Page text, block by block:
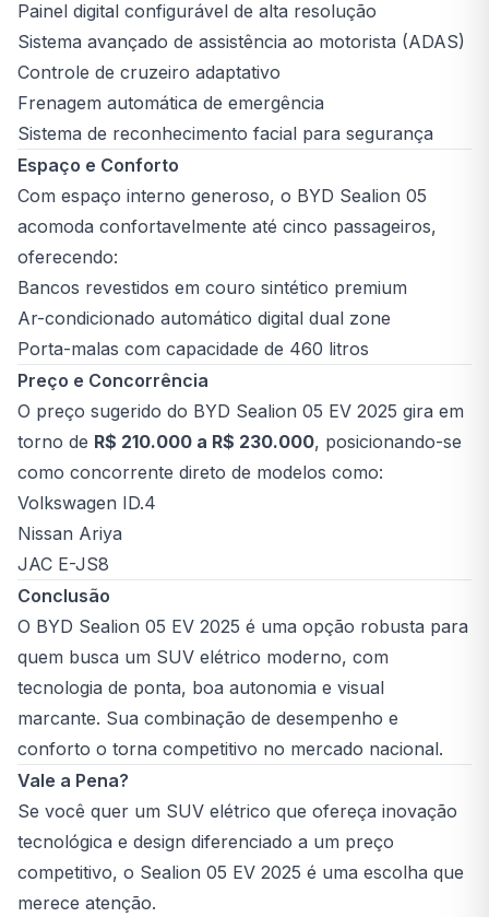
Painel digital configurável de alta resolução
Sistema avançado de assistência ao motorista (ADAS)
Controle de cruzeiro adaptativo
Frenagem automática de emergência
Sistema de reconhecimento facial para segurança
Espaço e Conforto
Com espaço interno generoso, o BYD Sealion 05
acomoda confortavelmente até cinco passageiros,
oferecendo:
Bancos revestidos em couro sintético premium
Ar-condicionado automático digital dual zone
Porta-malas com capacidade de 460 litros
Preço e Concorrência
O preço sugerido do BYD Sealion 05 EV 2025 gira em
torno de R$ 210.000 a R$ 230.000, posicionando-se
como concorrente direto de modelos como:
Volkswagen ID.4
Nissan Ariya
JAC E-JS8
Conclusão
O BYD Sealion 05 EV 2025 é uma opção robusta para
quem busca um SUV elétrico moderno, com
tecnologia de ponta, boa autonomia e visual
marcante. Sua combinação de desempenho e
conforto o torna competitivo no mercado nacional.
Vale a Pena?
Se você quer um SUV elétrico que ofereça inovação
tecnológica e design diferenciado a um preço
competitivo, o Sealion 05 EV 2025 é uma escolha que
merece atenção.